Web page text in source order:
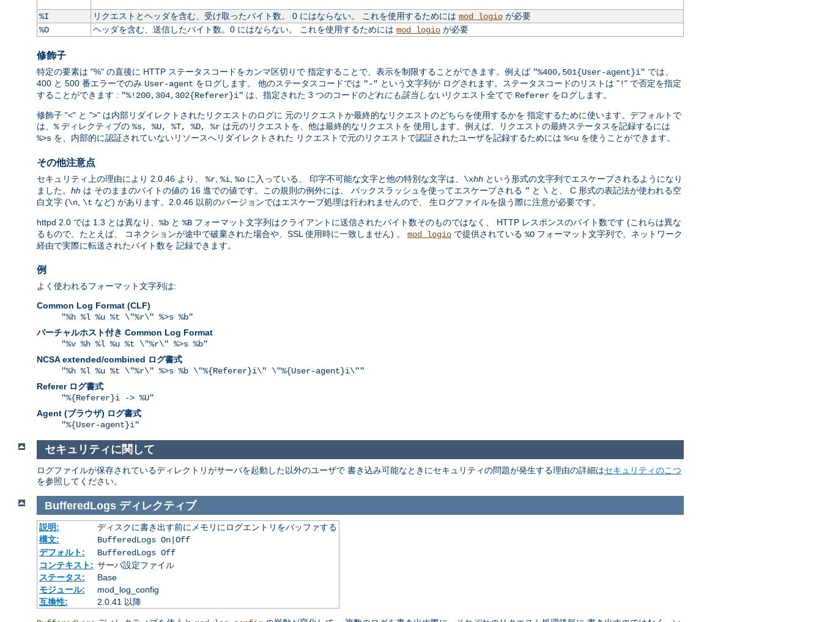
%I リクエストとヘッダを含む、受け取ったバイト数。 0 にはならない。 これを使用するためには mod_logioが必要
%O
ヘッダを含む、送信したバイト数。0 にはならない。 これを使用するためには mod_logioが必要
修飾子
特定の要素は "%" の直後に HTTP ステータスコードをカンマ区切りで 指定することで、表示を制限することができます。例えば "%400,501{User-agent}i" では、
400 と 500 番エラーでのみ User-agent をログします。 他のステータスコードでは "-" という文字列が ログされます。ステータスコードのリストは "!" で否定を指定
することができます : "%!200,304,302{Referer}i" は、指定された 3 つのコードのどれにも該当しないリクエスト全てで Referer をログします。
修飾子 "<" と ">" は内部リダイレクトされたリクエストのログに 元のリクエストか最終的なリクエストのどちらを使用するかを 指定するために使います。デフォルトで
は、 %ディレクティブの %s, %U, %T, %D, %r は元のリクエストを、他は最終的なリクエストを 使用します。例えば、リクエストの最終ステータスを記録するには
%>s を、内部的に認証されていないリソースへリダイレクトされた リクエストで元のリクエストで認証されたユーザを記録するためには %<u を使うことができます。
その他注意点
セキュリティ上の理由により 2.0.46 より、 %r, %i, %o に入っている、 印字不可能な文字と他の特別な文字は、 \xhh という形式の文字列でエスケープされるようになり
ました。 hh は そのままのバイトの値の 16 進での値です。この規則の例外には、 バックスラッシュを使ってエスケープされる " と \ と、 C 形式の表記法が使われる空
白文字 (\n, \t など) があります。2.0.46 以前のバージョンではエスケープ処理は行われませんので、 生ログファイルを扱う際に注意が必要です。
httpd 2.0 では 1.3 とは異なり、 %b と %B フォーマット文字列はクライアントに送信されたバイト数そのものではなく、 HTTP レスポンスのバイト数です (これらは異な
るもので、たとえば、 コネクションが途中で破棄された場合や、SSL 使用時に一致しません) 。 mod_logio で提供されている %O フォーマット文字列で、ネットワーク
経由で実際に転送されたバイト数を 記録できます。
例
よく使われるフォーマット文字列は:
Common Log Format (CLF)
"%h %l %u %t \"%r\" %>s %b"
バーチャルホスト付き Common Log Format
"%v %h %l %u %t \"%r\" %>s %b"
NCSA extended/combined ログ書式
"%h %l %u %t \"%r\" %>s %b \"%{Referer}i\" \"%{User-agent}i\""
Referer ログ書式
"%{Referer}i -> %U"
Agent (ブラウザ) ログ書式
"%{User-agent}i"
セキュリティに関して
ログファイルが保存されているディレクトリがサーバを起動した以外のユーザで 書き込み可能なときにセキュリティの問題が発生する理由の詳細はセキュリティのこつ
を参照してください。
BufferedLogs ディレクティブ
説明:
ディスクに書き出す前にメモリにログエントリをバッファする
構文:
BufferedLogs On|Off
デフォルト:
BufferedLogs Off
コンテキスト: サーバ設定ファイル
ステータス:
Base
モジュール:
mod_log_config
互換性:
2.0.41 以降